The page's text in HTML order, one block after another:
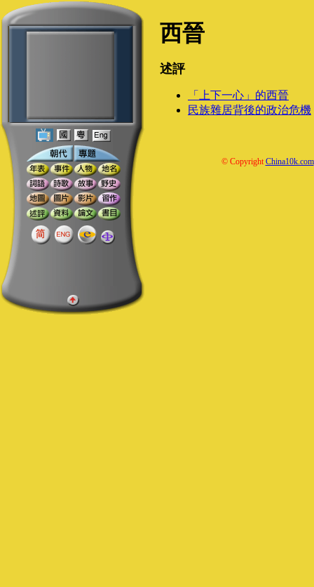
西晉
述評
「上下一心」的西晉
民族雜居背後的政治危機
© CopyrightChina10k.com